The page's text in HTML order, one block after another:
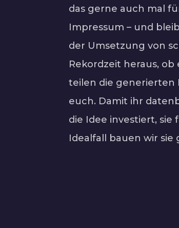
das gerne auch mal
Impressum – und
der Umsetzung von
Rekordzeit heraus,
teilen die generierten
euch. Damit ihr
die Idee investiert, sie
Idealfall bauen wir sie